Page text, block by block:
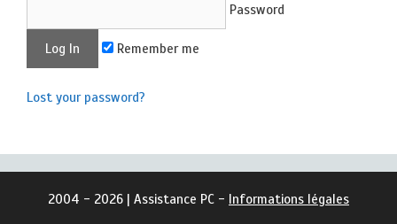
Password
Remember me
Lost your password?
2004 - 2026 | Assistance PC - Informations légales